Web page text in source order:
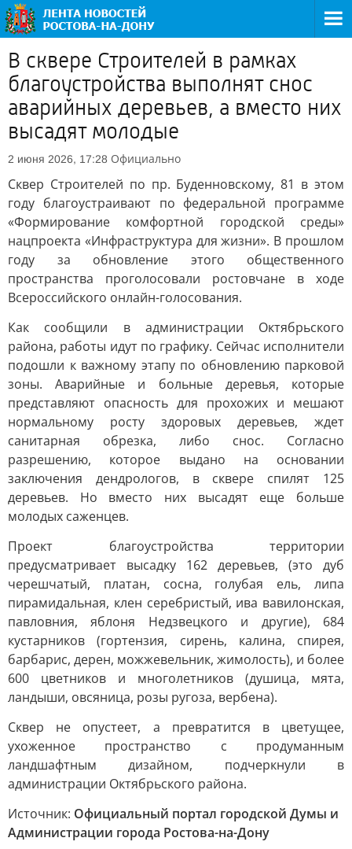
В сквере Строителей в рамках
благоустройства выполнят снос
аварийных деревьев, а вместо них
высадят молодые
2 июня 2026, 17:28 Официально
Сквер Строителей по пр. Буденновскому, 81 в этом
году благоустраивают по федеральной программе
«Формирование комфортной городской среды»
нацпроекта «Инфраструктура для жизни». В прошлом
году за обновление этого общественного
пространства проголосовали ростовчане в ходе
Всероссийского онлайн-голосования.
Как сообщили в администрации Октябрьского
района, работы идут по графику. Сейчас исполнители
подошли к важному этапу по обновлению парковой
зоны. Аварийные и больные деревья, которые
представляют опасность для прохожих и мешают
нормальному росту здоровых деревьев, ждет
санитарная обрезка, либо снос. Согласно
разрешению, которое выдано на основании
заключения дендрологов, в сквере спилят 125
деревьев. Но вместо них высадят еще больше
молодых саженцев.
Проект благоустройства территории
предусматривает высадку 162 деревьев, (это дуб
черешчатый, платан, сосна, голубая ель, липа
пирамидальная, клен серебристый, ива вавилонская,
павловния, яблоня Недзвецкого и другие), 684
кустарников (гортензия, сирень, калина, спирея,
барбарис, дерен, можжевельник, жимолость), и более
600 цветников и многолетников (душица, мята,
ландыши, овсяница, розы ругоза, вербена).
Сквер не опустеет, а превратится в цветущее,
ухоженное пространство с продуманным
ландшафтным дизайном, подчеркнули в
администрации Октябрьского района.
Источник: Официальный портал городской Думы и
Администрации города Ростова-на-Дону